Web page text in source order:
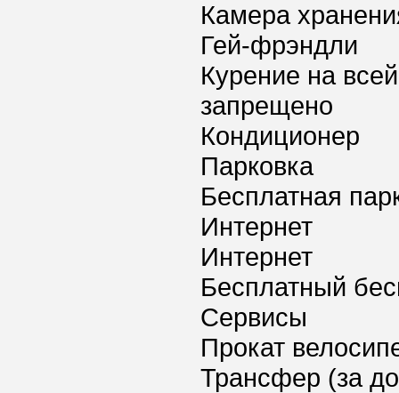
Камера
Гей-фрэндли
Курение на
запрещено
Кондиционер
Парковка
Бесплатная
Интернет
Интернет
Бесплатный
Сервисы
Прокат
Трансфер (за